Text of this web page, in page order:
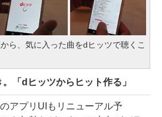
ら、気に入った曲をdヒッツで聴くこ
「dヒッツからヒット作る」
アプリUIもリニューアル予